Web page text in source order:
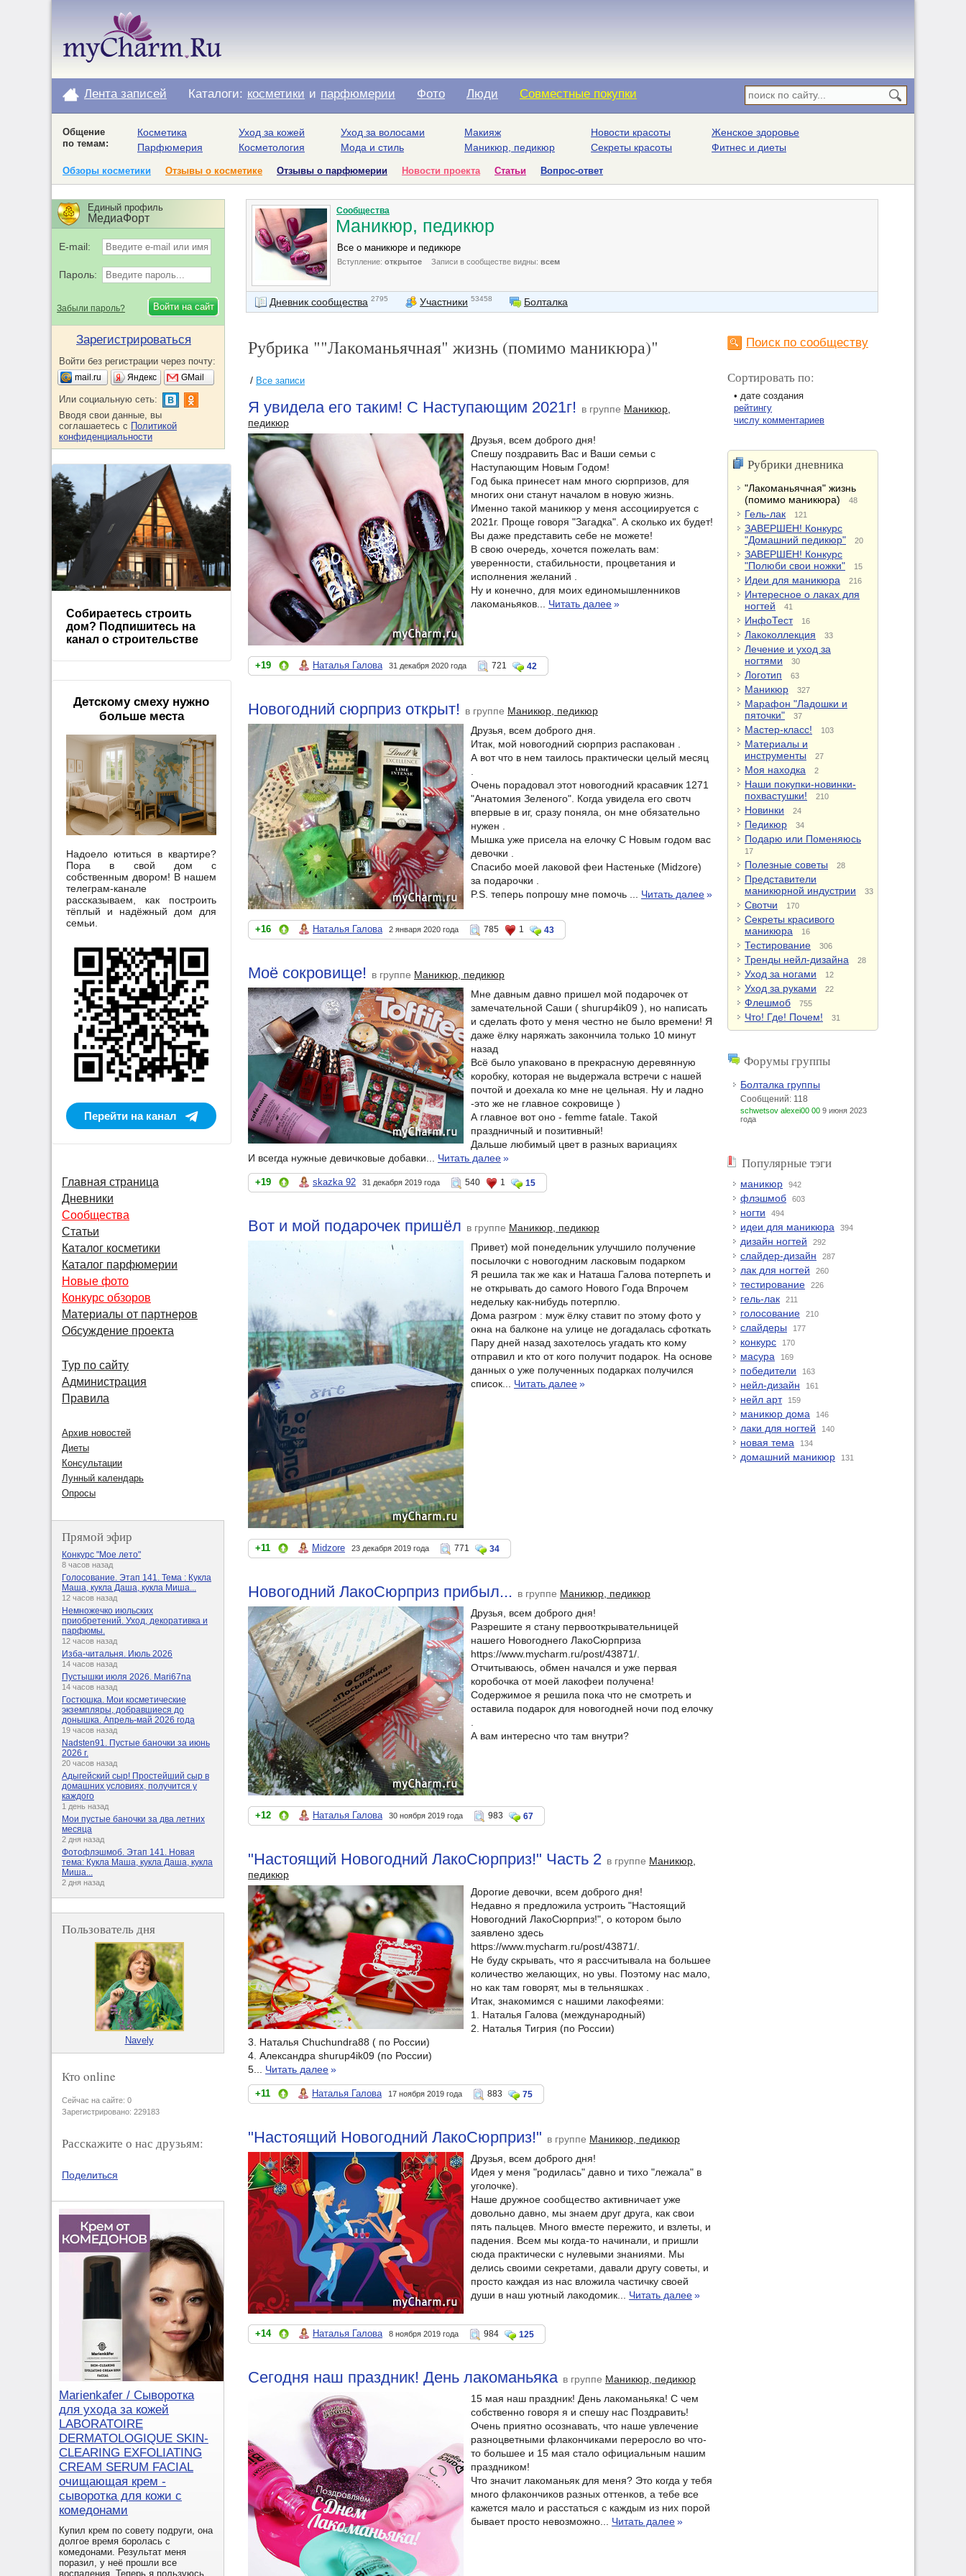
Лента записей Каталоги: косметики и парфюмерии Фото Люди Совместные покупки
Общение
по темам:
Косметика
Парфюмерия
Уход за кожей
Косметология
Уход за волосами
Мода и стиль
Макияж
Маникюр, педикюр
Новости красоты
Секреты красоты
Женское здоровье
Фитнес и диеты
Обзоры косметики Отзывы о косметике Отзывы о парфюмерии Новости проекта Статьи Вопрос-ответ
Сообщества
Маникюр, педикюр
Все о маникюре и педикюре
Вступление: открытое Записи в сообществе видны: всем
Дневник сообщества 2795 Участники 53458 Болталка
Рубрика ""Лакоманьячная" жизнь (помимо маникюра)"
/ Все записи
Я увидела его таким! С Наступающим 2021г! в группе Маникюр,
педикюр
Друзья, всем доброго дня!
Спешу поздравить Вас и Ваши семьи с
Наступающим Новым Годом!
Год быка принесет нам много сюрпризов, для
многих они станут началом в новую жизнь.
Именно такой маникюр у меня ассоциируется с
2021г. Проще говоря "Загадка". А сколько их будет!
Вы даже представить себе не можете!
В свою очередь, хочется пожелать вам:
уверенности, стабильности, процветания и
исполнения желаний .
Ну и конечно, для моих единомышленников
лакоманьяков... Читать далее»
+19 Наталья Галова 31 декабря 2020 года 721 42
Новогодний сюрприз открыт! в группе Маникюр, педикюр
Друзья, всем доброго дня.
Итак, мой новогодний сюрприз распакован .
А вот что в нем таилось практически целый месяц
Очень порадовал этот новогодний красавчик 1271
"Анатомия Зеленого". Когда увидела его свотч
впервые в иг, сразу поняла, он мне обязательно
нужен .
Мышка уже присела на елочку С Новым годом вас
девочки .
Спасибо моей лаковой феи Настеньке (Midzore)
за подарочки .
P.S. теперь попрошу мне помочь ... Читать далее»
+16 Наталья Галова 2 января 2020 года 785 1 43
Моё сокровище! в группе Маникюр, педикюр
Мне давным давно пришел мой подарочек от
замечательной Саши ( shurup4ik09 ), но написать
и сделать фото у меня честно не было времени! Я
даже ёлку наряжать закончила только 10 минут
назад
Всё было упаковано в прекрасную деревянную
коробку, которая не выдержала встречи с нашей
почтой и доехала ко мне не цельная. Ну и ладно
-это же не главное сокровище )
А главное вот оно - femme fatale. Такой
праздничный и позитивный!
Дальше любимый цвет в разных вариациях
И всегда нужные девичковые добавки... Читать далее»
+19 skazka 92 31 декабря 2019 года 540 1 15
Вот и мой подарочек пришёл в группе Маникюр, педикюр
Привет) мой понедельник улучшило получение
посылочки с новогодним ласковым подарком
Я решила так же как и Наташа Галова потерпеть и
не открывать до самого Нового Года Впрочем
недельку как-нибудь потерплю.
Дома разгром : муж ёлку ставит по этому фото у
окна на балконе на улице не догадалась сфоткать
Пару дней назад захотелось угадать кто кому
отправил и кто от кого получит подарок. На основе
данных о уже полученных подарках получился
список... Читать далее»
+11 Midzore 23 декабря 2019 года 771 34
Новогодний ЛакоСюрприз прибыл... в группе Маникюр, педикюр
Друзья, всем доброго дня!
Разрешите я стану первооткрывательницей
нашего Новогоднего ЛакоСюрприза
https://www.mycharm.ru/post/43871/.
Отчитываюсь, обмен начался и уже первая
коробочка от моей лакофеи получена!
Содержимое я решила пока что не смотреть и
оставила подарок для новогодней ночи под елочку
А вам интересно что там внутри?
+12 Наталья Галова 30 ноября 2019 года 983 67
"Настоящий Новогодний ЛакоСюрприз!" Часть 2 в группе Маникюр,
педикюр
Дорогие девочки, всем доброго дня!
Недавно я предложила устроить "Настоящий
Новогодний ЛакоСюрприз!", о котором было
заявлено здесь
https://www.mycharm.ru/post/43871/.
Не буду скрывать, что я рассчитывала на большее
количество желающих, но увы. Поэтому нас мало,
но как там говорят, мы в тельняшках .
Итак, знакомимся с нашими лакофеями:
1. Наталья Галова (международный)
2. Наталья Тигрия (по России)
3. Наталья Chuchundra88 ( по России)
4. Александра shurup4ik09 (по России)
5... Читать далее»
+11 Наталья Галова 17 ноября 2019 года 883 75
"Настоящий Новогодний ЛакоСюрприз!" в группе Маникюр, педикюр
Друзья, всем доброго дня!
Идея у меня "родилась" давно и тихо "лежала" в
уголочке).
Наше дружное сообщество активничает уже
довольно давно, мы знаем друг друга, как свои
пять пальцев. Много вместе пережито, и взлеты, и
падения. Всем мы когда-то начинали, и пришли
сюда практически с нулевыми знаниями. Мы
делись своими секретами, давали другу советы, и
просто каждая из нас вложила частичку своей
души в наш уютный лакодомик... Читать далее»
+14 Наталья Галова 8 ноября 2019 года 984 125
Сегодня наш праздник! День лакоманьяка в группе Маникюр, педикюр
15 мая наш праздник! День лакоманьяка! С чем
собственно говоря я и спешу нас Поздравить!
Очень приятно осознавать, что наше увлечение
разноцветными флакончиками переросло во что-
то большее и 15 мая стало официальным нашим
праздником!
Что значит лакоманьяк для меня? Это когда у тебя
много флакончиков разных оттенков, а тебе все
кажется мало и расстаться с каждым из них порой
бывает просто невозможно... Читать далее»
Поиск по сообществу
Сортировать по:
• дате создания
рейтингу
числу комментариев
Рубрики дневника
"Лакоманьячная" жизнь
(помимо маникюра)
48
Гель-лак 121
ЗАВЕРШЕН! Конкурс
"Домашний педикюр"
20
ЗАВЕРШЕН! Конкурс
"Полюби свои ножки"
15
Идеи для маникюра 216
Интересное о лаках для
ногтей
41
ИнфоТест 16
Лакоколлекция 33
Лечение и уход за
ногтями
30
Логотип 63
Маникюр 327
Марафон "Ладошки и
пяточки"
37
Мастер-класс! 103
Материалы и
инструменты
27
Моя находка 2
Наши покупки-новинки-
похвастушки!
210
Новинки 24
Педикюр 34
Подарю или Поменяюсь
17
Полезные советы 28
Представители
маникюрной индустрии
33
Свотчи 170
Секреты красивого
маникюра
16
Тестирование 306
Тренды нейл-дизайна 28
Уход за ногами 12
Уход за руками 22
Флешмоб 755
Что! Где! Почем! 31
Форумы группы
Болталка группы
Сообщений: 118
schwetsov alexei00 00 9 июня 2023
года
Популярные тэги
маникюр 942
флэшмоб 603
ногти 494
идеи для маникюра 394
дизайн ногтей 292
слайдер-дизайн 287
лак для ногтей 260
тестирование 226
гель-лак 211
голосование 210
слайдеры 177
конкурс 170
масура 169
победители 163
нейл-дизайн 161
нейл арт 159
маникюр дома 146
лаки для ногтей 140
новая тема 134
домашний маникюр 131
Единый профиль
МедиаФорт
E-mail:
Пароль:
Забыли пароль?
Зарегистрироваться
Войти без регистрации через почту:
mail.ru Яндекс GMail
Или социальную сеть:
Вводя свои данные, вы
соглашаетесь с Политикой
конфиденциальности
Собираетесь строить
дом? Подпишитесь на
канал о строительстве
Детскому смеху нужно
больше места
Надоело ютиться в квартире?
Пора в свой дом с
собственным двором! В нашем
телеграм-канале
рассказываем, как построить
тёплый и надёжный дом для
семьи.
Перейти на канал
Главная страница
Дневники
Сообщества
Статьи
Каталог косметики
Каталог парфюмерии
Новые фото
Конкурс обзоров
Материалы от партнеров
Обсуждение проекта
Тур по сайту
Администрация
Правила
Архив новостей
Диеты
Консультации
Лунный календарь
Опросы
Прямой эфир
Конкурс "Мое лето"
8 часов назад
Голосование. Этап 141. Тема : Кукла
Маша, кукла Даша, кукла Миша...
12 часов назад
Немножечко июльских
приобретений. Уход, декоративка и
парфюмы.
12 часов назад
Изба-читальня. Июль 2026
14 часов назад
Пустышки июля 2026. Mari67na
14 часов назад
Гостюшка. Мои косметические
экземпляры, добравшиеся до
донышка. Апрель-май 2026 года
19 часов назад
Nadsten91. Пустые баночки за июнь
2026 г.
20 часов назад
Адыгейский сыр! Простейший сыр в
домашних условиях, получится у
каждого
1 день назад
Мои пустые баночки за два летних
месяца
2 дня назад
Фотофлэшмоб. Этап 141. Новая
тема: Кукла Маша, кукла Даша, кукла
Миша...
2 дня назад
Пользователь дня
Navely
Кто online
Сейчас на сайте: 0
Зарегистрировано: 229183
Расскажите о нас друзьям:
Поделиться
Marienkafer / Сыворотка
для ухода за кожей
LABORATOIRE
DERMATOLOGIQUE SKIN-
CLEARING EXFOLIATING
CREAM SERUM FACIAL
очищающая крем -
сыворотка для кожи с
комедонами
Купил крем по совету подруги, она
долгое время боролась с
комедонами. Результат меня
поразил, у неё прошли все
воспаления. Теперь я пользуюсь